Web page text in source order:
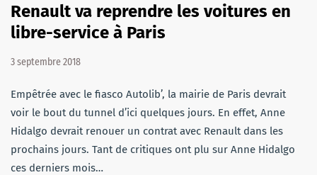
Renault va reprendre les voitures en
libre-service à Paris
3 septembre 2018
Empêtrée avec le fiasco Autolib’, la mairie de Paris devrait
voir le bout du tunnel d’ici quelques jours. En effet, Anne
Hidalgo devrait renouer un contrat avec Renault dans les
prochains jours. Tant de critiques ont plu sur Anne Hidalgo
ces derniers mois…